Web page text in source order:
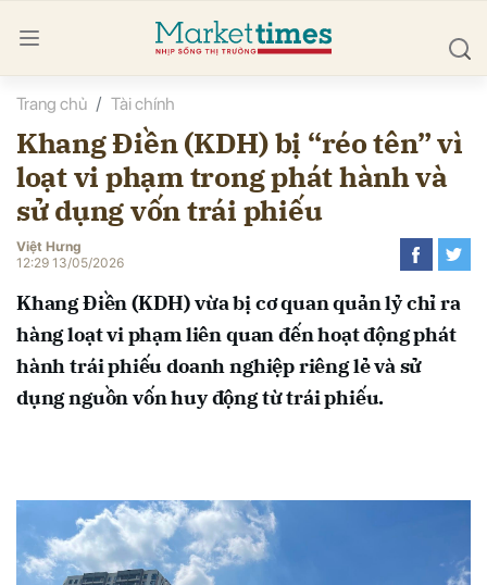
Trang chủ Tài chính
Khang Điền (KDH) bị “réo tên” vì
loạt vi phạm trong phát hành và
sử dụng vốn trái phiếu
Việt Hưng
12:29 13/05/2026
Khang Điền (KDH) vừa bị cơ quan quản lỷ chỉ ra
hàng loạt vi phạm liên quan đến hoạt động phát
hành trái phiếu doanh nghiệp riêng lẻ và sử
dụng nguồn vốn huy động từ trái phiếu.
luận
Hủy